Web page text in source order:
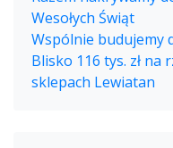
Wesołych Świąt
Wspólnie budujemy
Blisko 116 tys. zł na
sklepach Lewiatan